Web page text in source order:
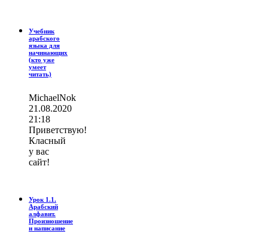
Учебник
арабского
языка для
начинающих
(кто уже
умеет
читать)
MichaelNok
21.08.2020
21:18
Приветствую!
Класный
у вас
сайт!
Урок 1.1.
Арабский
алфавит.
Произношение
и написание